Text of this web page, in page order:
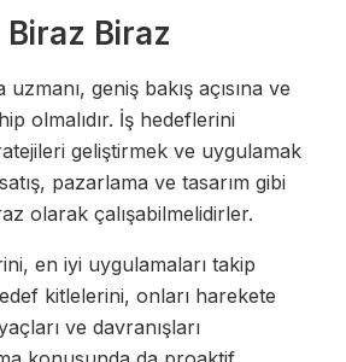
Biraz
geniş bakış açısına ve
olmalıdır. İş hedeflerini
geliştirmek ve uygulamak
pazarlama ve tasarım gibi
olarak çalışabilmelidirler.
en iyi uygulamaları takip
kitlelerini, onları harekete
ve davranışları